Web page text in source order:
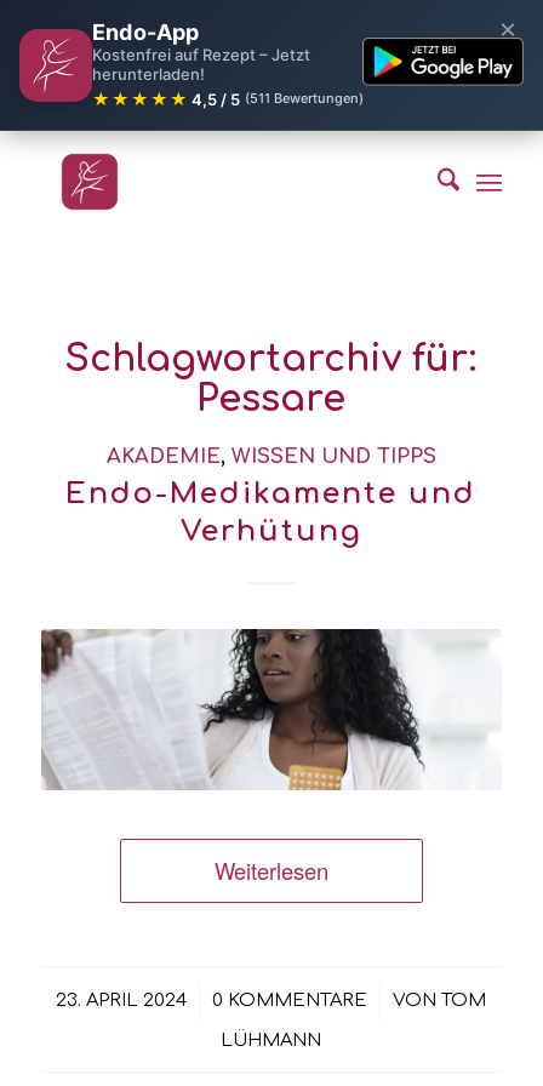
Endo-App
Kostenfrei auf Rezept – Jetzt
herunterladen!
★★★★★ 4,5 / 5 (511 Bewertungen)
×
Schlagwortarchiv für:
Pessare
AKADEMIE, WISSEN UND TIPPS
Endo-Medikamente und
Verhütung
Weiterlesen
23. APRIL 2024
/ 0 KOMMENTARE
/ VONTOM
LÜHMANN